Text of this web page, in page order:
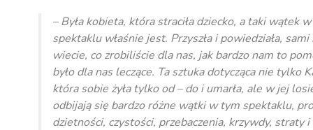
– Była kobieta, która straciła dziecko, a taki wątek
spektaklu właśnie jest. Przyszła i powiedziała, sami
wiecie, co zrobiliście dla nas, jak bardzo nam to
było dla nas leczące. Ta sztuka dotycząca nie tylko
która sobie żyła tylko od – do i umarła, ale w jej
odbijają się bardzo różne wątki w tym spektaklu,
dzietności, czystości, przebaczenia, krzywdy, straty